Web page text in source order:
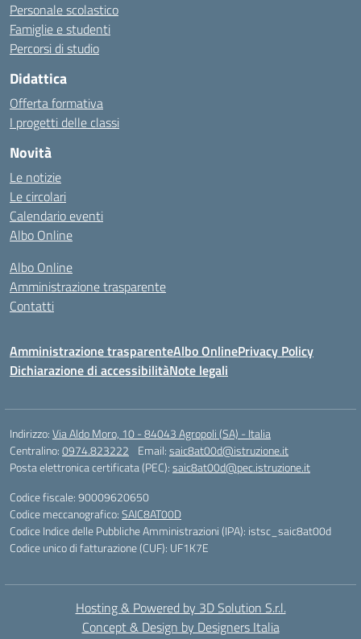
Personale scolastico
Famiglie e studenti
Percorsi di studio
Didattica
Offerta formativa
I progetti delle classi
Novità
Le notizie
Le circolari
Calendario eventi
Albo Online
Albo Online
Amministrazione trasparente
Contatti
Amministrazione trasparenteAlbo OnlinePrivacy Policy
Dichiarazione di accessibilitàNote legali
Indirizzo:Via Aldo Moro, 10 - 84043 Agropoli (SA) - Italia
Centralino:0974.823222 Email:saic8at00d@istruzione.it
Posta elettronica certificata (PEC):saic8at00d@pec.istruzione.it
Codice fiscale: 90009620650
Codice meccanografico:SAIC8AT00D
Codice Indice delle Pubbliche Amministrazioni (IPA): istsc_saic8at00d
Codice unico di fatturazione (CUF): UF1K7E
Hosting & Powered by 3D Solution S.r.l.
Concept & Design by Designers Italia